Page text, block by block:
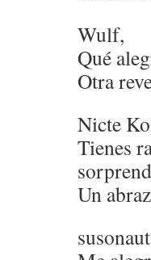
Wulf,
Qué
Otra
Nicte
Tienes
Un